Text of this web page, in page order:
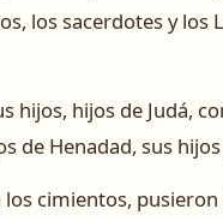
los sacerdotes y
hijos, hijos de Judá,
de Henadad, sus
cimientos,